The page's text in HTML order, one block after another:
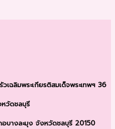
วเฉลิมพระเกียรติสมเด็จพระเทพฯ 36
วัดชลบุรี
อบางละมุง จังหวัดชลบุรี 20150